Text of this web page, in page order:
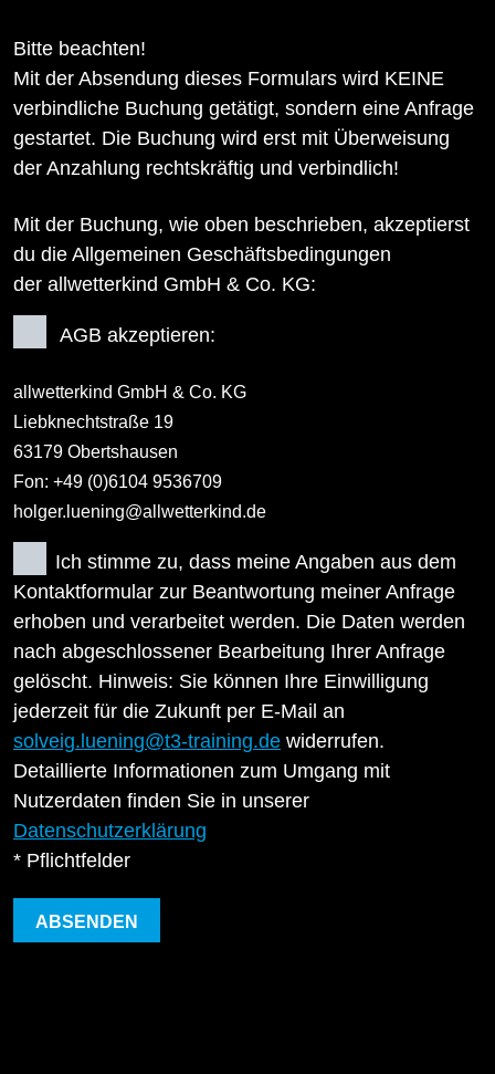
Bitte beachten!
Mit der Absendung dieses Formulars wird KEINE
verbindliche Buchung getätigt, sondern eine Anfrage
gestartet. Die Buchung wird erst mit Überweisung
der Anzahlung rechtskräftig und verbindlich!
Mit der Buchung, wie oben beschrieben, akzeptierst
du die Allgemeinen Geschäftsbedingungen
der allwetterkind GmbH & Co. KG:
AGB akzeptieren:
allwetterkind GmbH & Co. KG
Liebknechtstraße 19
63179 Obertshausen
Fon: +49 (0)6104 9536709
holger.luening@allwetterkind.de
Ich stimme zu, dass meine Angaben aus dem
Kontaktformular zur Beantwortung meiner Anfrage
erhoben und verarbeitet werden. Die Daten werden
nach abgeschlossener Bearbeitung Ihrer Anfrage
gelöscht. Hinweis: Sie können Ihre Einwilligung
jederzeit für die Zukunft per E-Mail an
solveig.luening@t3-training.de widerrufen.
Detaillierte Informationen zum Umgang mit
Nutzerdaten finden Sie in unserer
Datenschutzerklärung
* Pflichtfelder
ABSENDEN